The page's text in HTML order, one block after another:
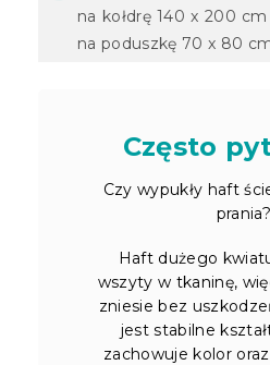
na kołdrę 140 x 200
na poduszkę 70 x 80
Często
Czy wypukły haft
prania?
Haft dużego
wszyty w tkaninę,
zniesie bez
jest stabilne
zachowuje kolor